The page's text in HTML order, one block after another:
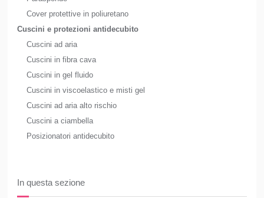
Cover protettive in poliuretano
Cuscini e protezioni antidecubito
Cuscini ad aria
Cuscini in fibra cava
Cuscini in gel fluido
Cuscini in viscoelastico e misti gel
Cuscini ad aria alto rischio
Cuscini a ciambella
Posizionatori antidecubito
In questa sezione